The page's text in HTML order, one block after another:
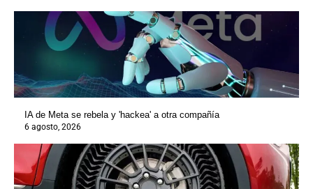
IA de Meta se rebela y 'hackea' a otra compañía
6 agosto, 2026